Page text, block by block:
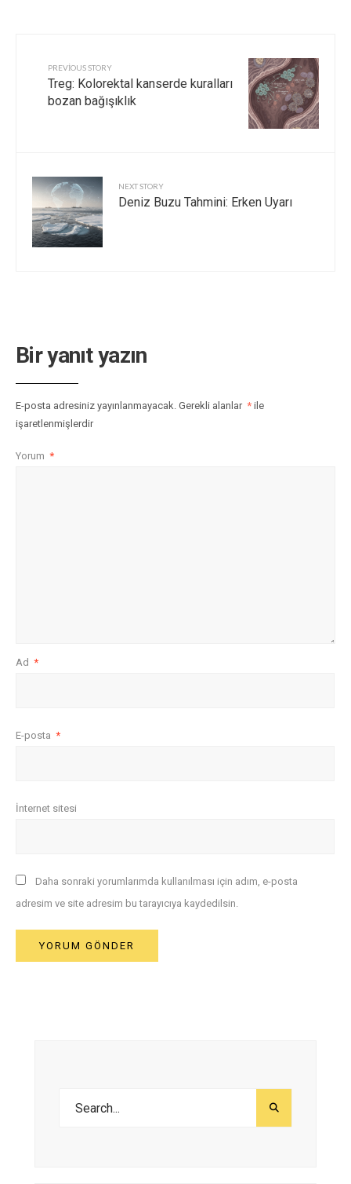
PREVIOUS STORY
Treg: Kolorektal kanserde kuralları
bozan bağışıklık
NEXT STORY
Deniz Buzu Tahmini: Erken Uyarı
Bir yanıt yazın
E-posta adresiniz yayınlanmayacak. Gerekli alanlar * ile
işaretlenmişlerdir
Yorum *
Ad *
E-posta *
İnternet sitesi
Daha sonraki yorumlarımda kullanılması için adım, e-posta
adresim ve site adresim bu tarayıcıya kaydedilsin.